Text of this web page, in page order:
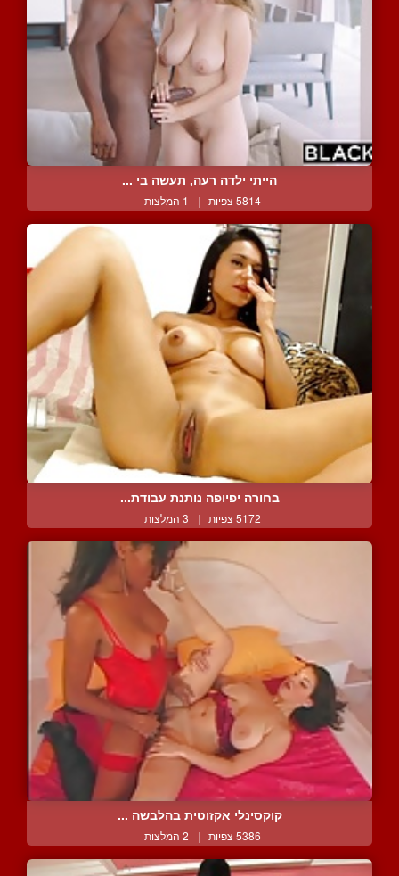
הייתי ילדה רעה, תעשה בי ...
5814 צפיות | 1 המלצות
בחורה יפיופה נותנת עבודת...
5172 צפיות | 3 המלצות
קוקסינלי אקזוטית בהלבשה ...
5386 צפיות | 2 המלצות